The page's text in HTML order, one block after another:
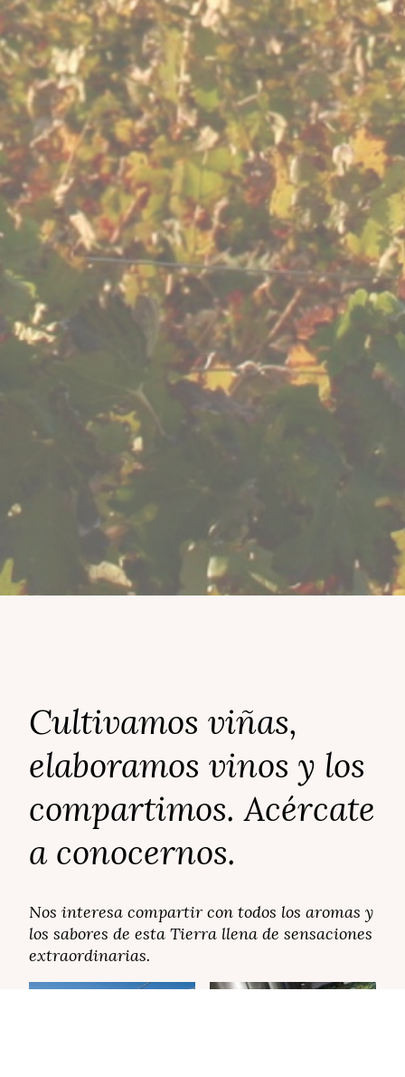
Cultivamos viñas,
elaboramos vinos y los
compartimos. Acércate
a conocernos.
Nos interesa compartir con todos los aromas y
los sabores de esta Tierra llena de sensaciones
extraordinarias.